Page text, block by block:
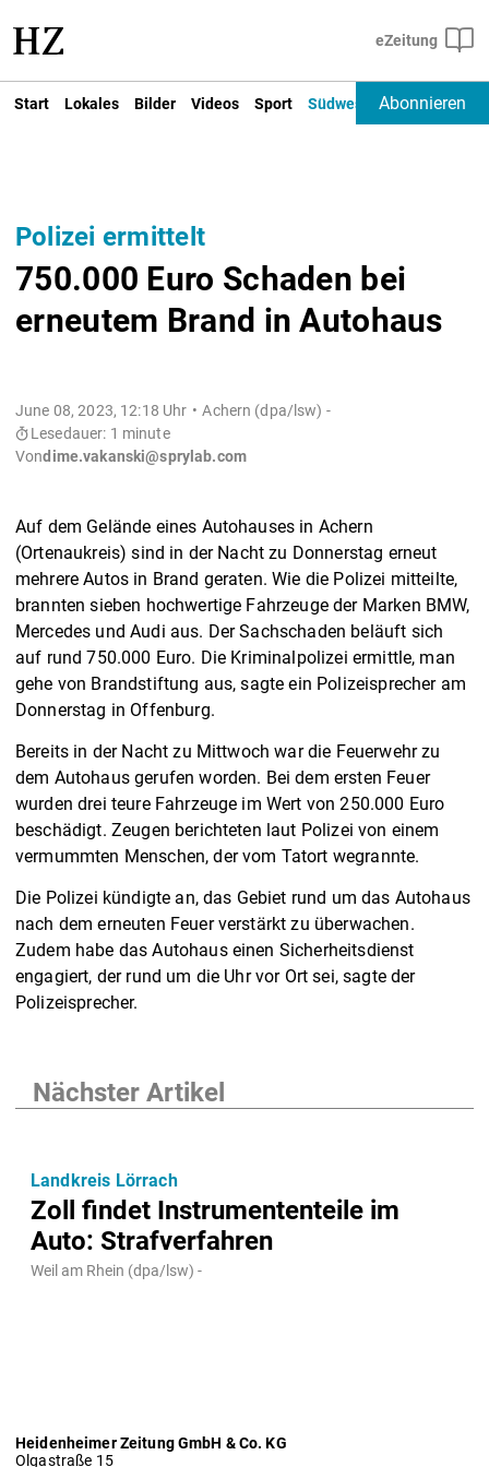
Start Lokales Bilder Videos Sport Südwest Deutschland
Abonnieren
Polizei ermittelt
750.000 Euro Schaden bei
erneutem Brand in Autohaus
June 08, 2023, 12:18 Uhr
Achern (dpa/lsw) -
Lesedauer: 1 minute
Vondime.vakanski@sprylab.com
Auf dem Gelände eines Autohauses in Achern
(Ortenaukreis) sind in der Nacht zu Donnerstag erneut
mehrere Autos in Brand geraten. Wie die Polizei mitteilte,
brannten sieben hochwertige Fahrzeuge der Marken BMW,
Mercedes und Audi aus. Der Sachschaden beläuft sich
auf rund 750.000 Euro. Die Kriminalpolizei ermittle, man
gehe von Brandstiftung aus, sagte ein Polizeisprecher am
Donnerstag in Offenburg.
Bereits in der Nacht zu Mittwoch war die Feuerwehr zu
dem Autohaus gerufen worden. Bei dem ersten Feuer
wurden drei teure Fahrzeuge im Wert von 250.000 Euro
beschädigt. Zeugen berichteten laut Polizei von einem
vermummten Menschen, der vom Tatort wegrannte.
Die Polizei kündigte an, das Gebiet rund um das Autohaus
nach dem erneuten Feuer verstärkt zu überwachen.
Zudem habe das Autohaus einen Sicherheitsdienst
engagiert, der rund um die Uhr vor Ort sei, sagte der
Polizeisprecher.
Nächster Artikel
Zoll findet Instrumententeile im
Auto: Strafverfahren
Landkreis Lörrach
Weil am Rhein (dpa/lsw) -
Heidenheimer Zeitung GmbH & Co. KG
Olgastraße 15